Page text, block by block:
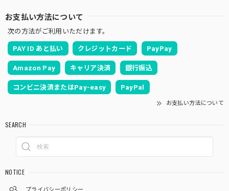
お支払い方法について
次の方法がご利用いただけます。
PAY ID あと払い クレジットカード PayPay
Amazon Pay キャリア決済 銀行振込
コンビニ決済またはPay-easy PayPal
お支払い方法について
SEARCH
NOTICE